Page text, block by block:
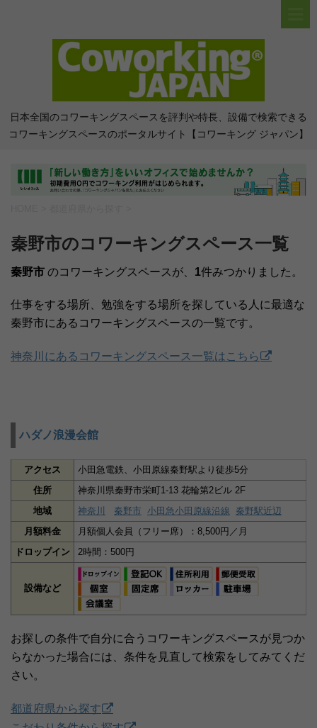
日本全国のコワーキングスペースを評判や特長、設備で検索できる
コワーキングスペースのポータルサイト【コワーキング ジャパン】
秦野市のコワーキングスペース一覧
秦野市 のコワーキングスペースが、 1件みつかりました。
仕事をする場所、勉強をする場所を探している人に最適な
秦野市にあるコワーキングスペースの一覧です。
神奈川にあるコワーキングスペース一覧はこちら
ハダノ浪漫会館
アクセス
小田急電鉄、小田原線秦野駅より徒歩5分
住所
神奈川県秦野市栄町1-13 花輪第2ビル 2F
地域
神奈川 秦野市 小田急小田原線沿線
秦野駅近辺
月額料金
月額個人会員（フリー席）：8,500円／月
ドロップイン
2時間：500円
設備など
お探しの条件で自分に合うコワーキングスペースが見つか
らなかった場合には、条件を見直して検索をしてみてくだ
さい。
都道府県から探す